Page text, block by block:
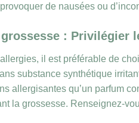
de nausées ou
: Privilégier
il est préférable de
substance synthétique
allergisantes qu’un parfum
la grossesse. Renseignez-